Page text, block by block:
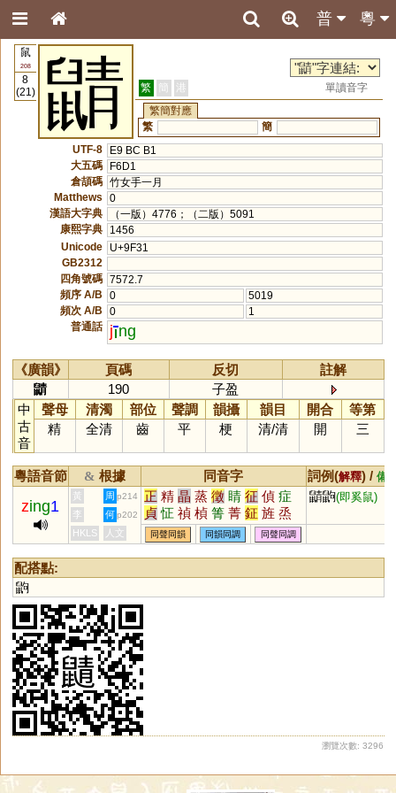
粵
普
鼠
208
8
(21)
鼱 繁 簡 港
單讀音字
繁簡對應
繁
簡
UTF-8
E9 BC B1
大五碼
F6D1
倉頡碼 竹女手一月
Matthews
0
漢語大字典
（一版）4776；（二版）5091
康熙字典
1456
Unicode
U+9F31
GB2312
四角號碼 7572.7
頻序 A/B
0
5019
頻次 A/B
0
1
普通話
j ng
《廣韻》 頁碼 反切
註解
鼱
190
子盈
中
古
音
聲母 清濁 部位 聲調 韻攝 韻目 開合
等第
精
全清 齒 平 梗 清/清 開 三
粵語音節 & 根據 同音字 詞例(解釋) / 備
zing1
黃 周 p214 正 精 晶 蒸 徵 睛 征 偵 症
貞 怔 禎 楨 箐 菁 鉦 旌 烝
湞 鯖 赬 鶄 眐 篜 聇 炡 脀
媜 姃 寊 遉 旍 癥
鼱鼩(即奚鼠)
李 何 p202
HKLS 人文 同聲同韻 同韻同調 同聲同調
配搭點:
鼩
瀏覽次數: 3296